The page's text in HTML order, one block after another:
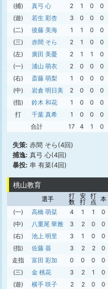
(捕)
真弓 心 2 1 0 0
(遊)
若生 彩杏 3 0 0 0
(二)
後藤 美海 1 1 0 0
(三)
赤間 そら 2 1 0 0
(左)
廣田 美憂 2 1 1 0
(一)
浦山 萌衣 2 0 0 0
(右)
斎藤 萌梨 1 0 0 0
(中)
岩倉 明日美 2 0 0 0
(指)
鈴木 和花 1 0 0 0
打
千葉 真希 1 0 0 0
合計
17 4 1 0
失策: 赤間 そら(4回)
捕逸: 真弓 心(4回)
暴投: 串 有菜(4回)
桃山教育
選手
打
数
安
打
打
点 本
(一)
高橋 萌栞 4 1 1 0
(中)
八重尾 華雅 3 2 0 0
(右)
池上 明里 3 1 0 0
(指)
佐藤 葵 3 2 2 0
走指
富田 彩加 0 0 0
0
(三)
金 桃花 3 2 1 0
(遊)
横手 咲子 2 2 0 0